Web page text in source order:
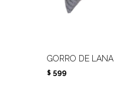
GORRO DE
$ 599